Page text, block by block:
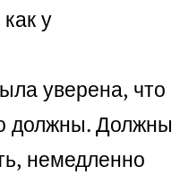
у
уверена, что
должны. Должны
немедленно